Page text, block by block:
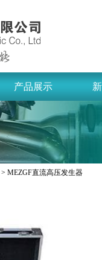
产品展示
> MEZGF直流高压发生器